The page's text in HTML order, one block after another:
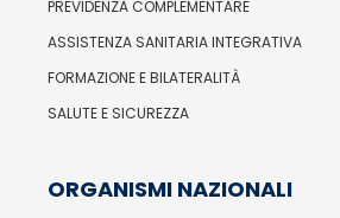
PREVIDENZA COMPLEMENTARE
ASSISTENZA SANITARIA INTEGRATIVA
FORMAZIONE E BILATERALITÀ
SALUTE E SICUREZZA
ORGANISMI NAZIONALI